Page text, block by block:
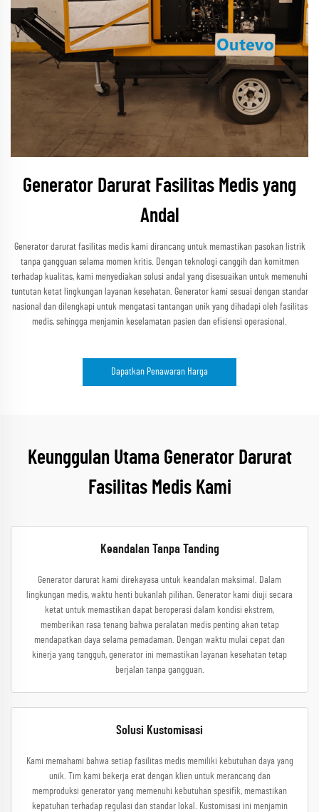
Generator Darurat Fasilitas Medis yang
Andal
Generator darurat fasilitas medis kami dirancang untuk memastikan pasokan listrik
tanpa gangguan selama momen kritis. Dengan teknologi canggih dan komitmen
terhadap kualitas, kami menyediakan solusi andal yang disesuaikan untuk memenuhi
tuntutan ketat lingkungan layanan kesehatan. Generator kami sesuai dengan standar
nasional dan dilengkapi untuk mengatasi tantangan unik yang dihadapi oleh fasilitas
medis, sehingga menjamin keselamatan pasien dan efisiensi operasional.
Dapatkan Penawaran Harga
Keunggulan Utama Generator Darurat
Fasilitas Medis Kami
Keandalan Tanpa Tanding
Generator darurat kami direkayasa untuk keandalan maksimal. Dalam
lingkungan medis, waktu henti bukanlah pilihan. Generator kami diuji secara
ketat untuk memastikan dapat beroperasi dalam kondisi ekstrem,
memberikan rasa tenang bahwa peralatan medis penting akan tetap
mendapatkan daya selama pemadaman. Dengan waktu mulai cepat dan
kinerja yang tangguh, generator ini memastikan layanan kesehatan tetap
berjalan tanpa gangguan.
Solusi Kustomisasi
Kami memahami bahwa setiap fasilitas medis memiliki kebutuhan daya yang
unik. Tim kami bekerja erat dengan klien untuk merancang dan
memproduksi generator yang memenuhi kebutuhan spesifik, memastikan
kepatuhan terhadap regulasi dan standar lokal. Kustomisasi ini menjamin